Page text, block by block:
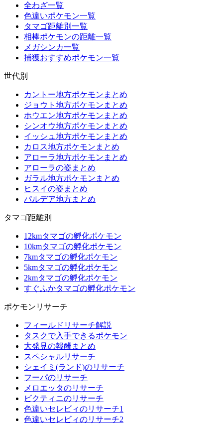
全わざ一覧
色違いポケモン一覧
タマゴ距離別一覧
相棒ポケモンの距離一覧
メガシンカ一覧
捕獲おすすめポケモン一覧
世代別
カントー地方ポケモンまとめ
ジョウト地方ポケモンまとめ
ホウエン地方ポケモンまとめ
シンオウ地方ポケモンまとめ
イッシュ地方ポケモンまとめ
カロス地方ポケモンまとめ
アローラ地方ポケモンまとめ
アローラの姿まとめ
ガラル地方ポケモンまとめ
ヒスイの姿まとめ
パルデア地方まとめ
タマゴ距離別
12kmタマゴの孵化ポケモン
10kmタマゴの孵化ポケモン
7kmタマゴの孵化ポケモン
5kmタマゴの孵化ポケモン
2kmタマゴの孵化ポケモン
すぐふかタマゴの孵化ポケモン
ポケモンリサーチ
フィールドリサーチ解説
タスクで入手できるポケモン
大発見の報酬まとめ
スペシャルリサーチ
シェイミ(ランド)のリサーチ
フーパのリサーチ
メロエッタのリサーチ
ビクティニのリサーチ
色違いセレビィのリサーチ1
色違いセレビィのリサーチ2